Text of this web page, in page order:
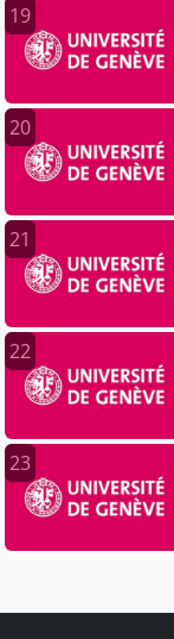
19
20
21
22
23